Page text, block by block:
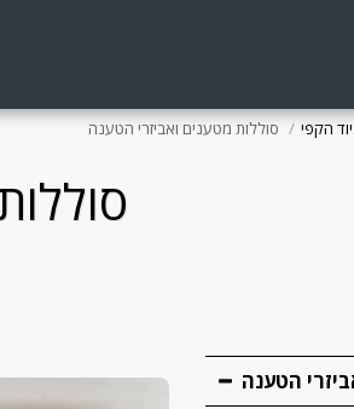
הקפי סוללות מטענים ואביזרי הטענה
הטענה